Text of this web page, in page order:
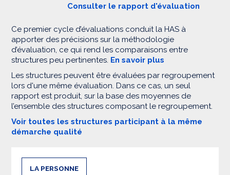
Consulter le rapport d'évaluation
Ce premier cycle d’évaluations conduit la HAS à
apporter des précisions sur la méthodologie
d’évaluation, ce qui rend les comparaisons entre
structures peu pertinentes. En savoir plus
Les structures peuvent être évaluées par regroupement
lors d'une même évaluation. Dans ce cas, un seul
rapport est produit, sur la base des moyennes de
l’ensemble des structures composant le regroupement.
Voir toutes les structures participant à la même
démarche qualité
LA PERSONNE